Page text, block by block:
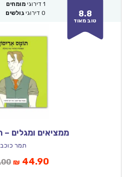
8.8
טוב מאוד
1 דירוגי מומחים
0 דירוגי גולשים
ממציאים ומגלים –
תמר כוכב
המחיר
₪ 44.90המחיר